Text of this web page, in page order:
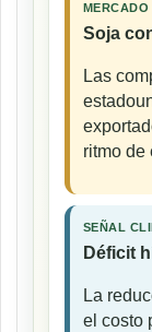
MERCADO
Soja
Las
ritmo de
SEÑAL
Déficit
La
el costo